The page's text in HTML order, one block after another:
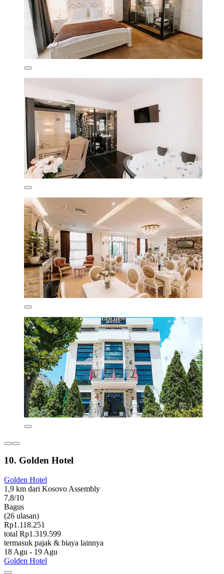
10. Golden Hotel
Golden Hotel
1,9 km dari Kosovo Assembly
7,8/10
Bagus
(26 ulasan)
Rp1.118.251
total Rp1.319.599
termasuk pajak & biaya lainnya
18 Agu - 19 Agu
Golden Hotel